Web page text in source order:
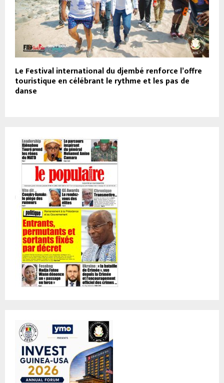
Le Festival international du djembé renforce l’offre
touristique en célébrant le rythme et les pas de
danse